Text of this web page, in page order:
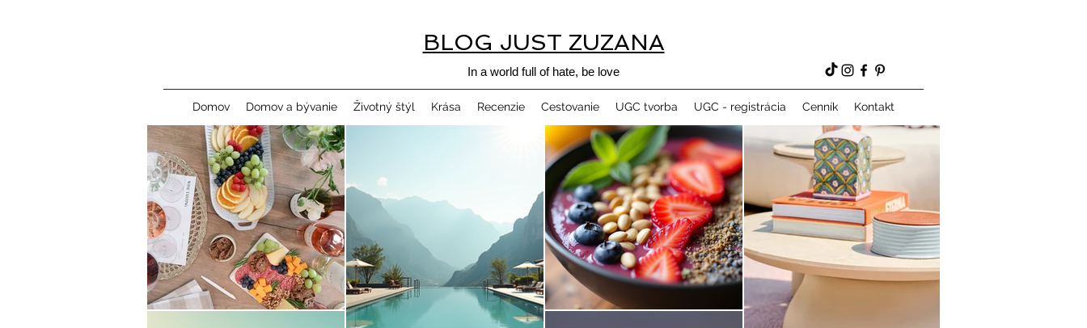
BLOG JUST ZUZANA
In a world full of hate, be love
Domov Domov a bývanie Životný štýl Krása Recenzie Cestovanie UGC tvorba UGC - registrácia Cenník Kontakt